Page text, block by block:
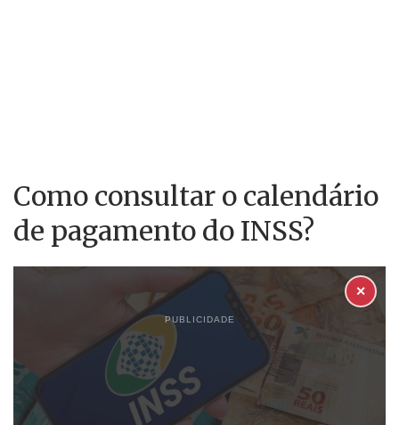
Como consultar o calendário
de pagamento do INSS?
PUBLICIDADE
✕